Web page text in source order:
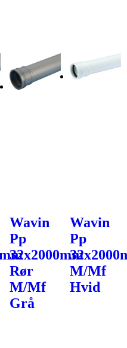
Wavin
Pp
32x2000mm
Rør
M/Mf
Grå
Wavin
Pp
M/Mf
Hvid